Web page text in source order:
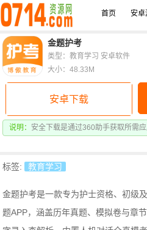
首页 安卓
金题护考
安卓下载
说明： 安全下载是通过360助手获取所需应
类型：教育学习 安卓软件
大小：48.33M
标签: 教育学习
金题护考是一款专为护士资格、初级
题APP，涵盖历年真题、模拟卷与章